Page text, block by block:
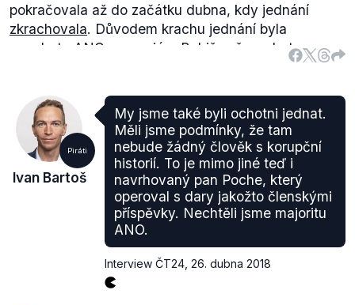
pokračovala až do začátku dubna, kdy jednání
zkrachovala. Důvodem krachu jednání byla
neochota ANO a premiéra Babiše přenechat
ministerstvo vnitra sociální demokracii, což byla
vlády.
Minulý týdendošlok obnovení vyjednávání o vládě
mezi ANO a ČSSD. Představitelé sociální
demokracie potvrdili, že jim ANO nabídlo pět
resortů, mezi nimiž bylo ministerstvo vnitra.
Piráti
Ivan Bartoš
My jsme také byli ochotni jednat.
Měli jsme podmínky, že tam
nebude žádný člověk s korupční
historií. To je mimo jiné teď i
navrhovaný pan Poche, který
operoval s dary jakožto členskými
příspěvky. Nechtěli jsme majoritu
ANO.
Interview ČT24 26. dubna 2018